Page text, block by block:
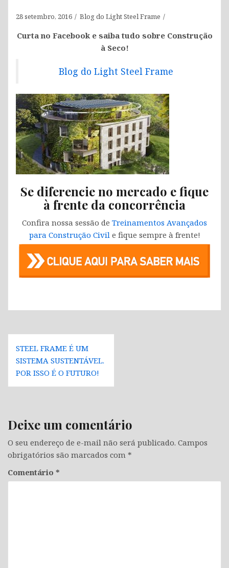
28 setembro, 2016 Blog do Light Steel Frame
Curta no Facebook e saiba tudo sobre Construção
à Seco!
Blog do Light Steel Frame
Se diferencie no mercado e fique
à frente da concorrência
Confira nossa sessão de Treinamentos Avançados
para Construção Civile fique sempre à frente!
Navegação
de
Post
STEEL FRAME É UM
SISTEMA SUSTENTÁVEL.
POR ISSO É O FUTURO!
Deixe um comentário
O seu endereço de e-mail não será publicado. Campos
obrigatórios são marcados com *
Comentário *